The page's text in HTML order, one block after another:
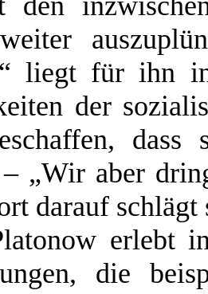
liegt für ihn
der
– „Wir aber
darauf
erlebt
die